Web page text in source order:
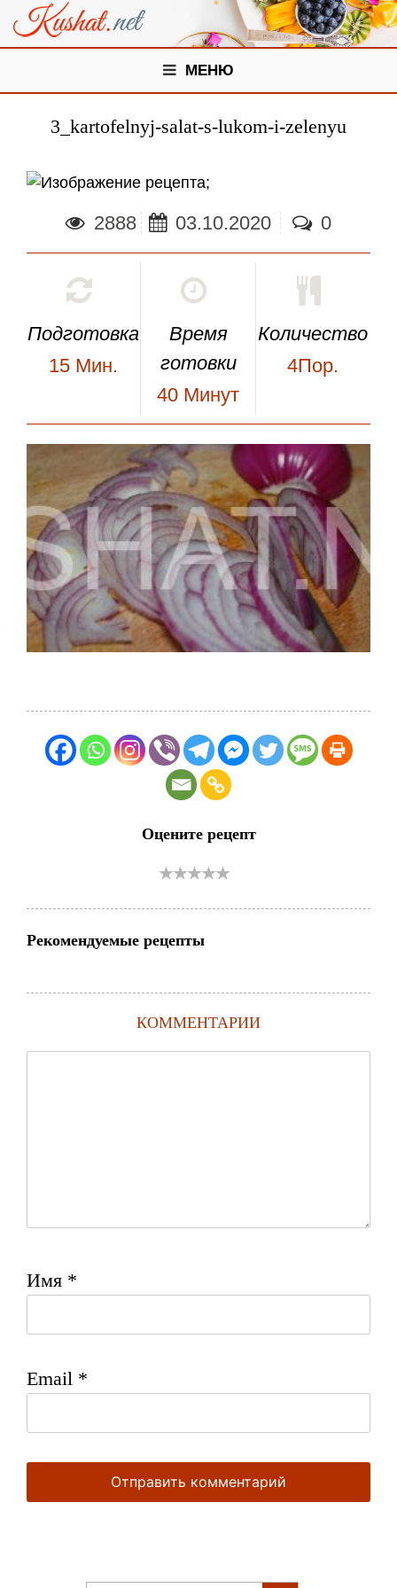
МЕНЮ
3_kartofelnyj-salat-s-lukom-i-zelenyu
;
2888 03.10.2020 0
Подготовка
15 Мин.
Время
готовки
40 Минут
Количество
4Пор.
Оцените рецепт
Рекомендуемые рецепты
КОММЕНТАРИИ
Имя *
Email *